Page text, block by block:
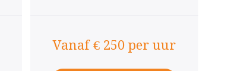
Vanaf € 250 per uur